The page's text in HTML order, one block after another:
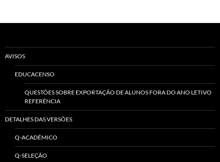
AVISOS
EDUCACENSO
QUESTÕES SOBRE EXPORTAÇÃO DE ALUNOS FORA DO ANO LETIVO
REFERÊNCIA
DETALHES DAS VERSÕES
Q-ACADÊMICO
Q-SELEÇÃO